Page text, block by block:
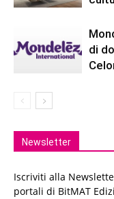
di
Newsletter
Iscriviti alla
portali di BitMAT